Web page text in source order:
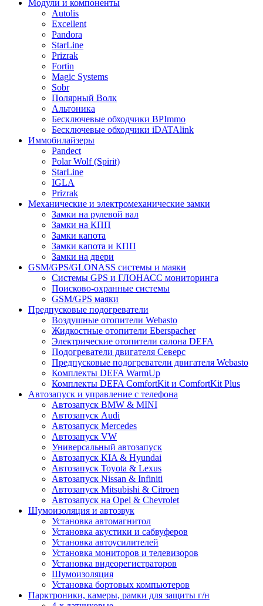
Модули и компоненты
Autolis
Excellent
Pandora
StarLine
Prizrak
Fortin
Magic Systems
Sobr
Полярный Волк
Альтоника
Бесключевые обходчики BPImmo
Бесключевые обходчики iDATAlink
Иммобилайзеры
Pandect
Polar Wolf (Spirit)
StarLine
IGLA
Prizrak
Механические и электромеханические замки
Замки на рулевой вал
Замки на КПП
Замки капота
Замки капота и КПП
Замки на двери
GSM/GPS/GLONASS системы и маяки
Системы GPS и ГЛОНАСС мониторинга
Поисково-охранные системы
GSM/GPS маяки
Предпусковые подогреватели
Воздушные отопители Webasto
Жидкостные отопители Eberspacher
Электрические отопители салона DEFA
Подогреватели двигателя Северс
Предпусковые подогреватели двигателя Webasto
Комплекты DEFA WarmUp
Комплекты DEFA ComfortKit и ComfortKit Plus
Автозапуск и управление с телефона
Автозапуск BMW & MINI
Автозапуск Audi
Автозапуск Mercedes
Автозапуск VW
Универсальный автозапуск
Автозапуск KIA & Hyundai
Автозапуск Toyota & Lexus
Автозапуск Nissan & Infiniti
Автозапуск Mitsubishi & Citroen
Автозапуск на Opel & Chevrolet
Шумоизоляция и автозвук
Установка автомагнитол
Установка акустики и сабвуферов
Установка автоусилителей
Установка мониторов и телевизоров
Установка видеорегистраторов
Шумоизоляция
Установка бортовых компьютеров
Парктроники, камеры, рамки для защиты г/н